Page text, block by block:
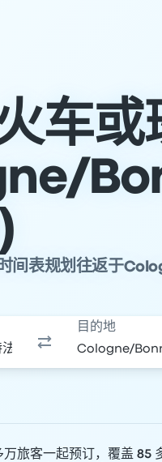
车或
间表规划往返于
目的地
万旅客一起预订，覆盖 85